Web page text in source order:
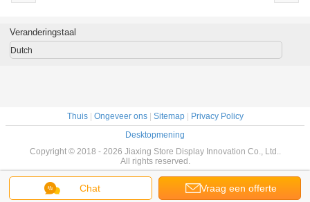
Chat Vraag een offerte
Veranderingstaal
Dutch
Thuis| Ongeveer ons| Sitemap|
Privacy Policy
Desktopmening
Copyright © 2018 - 2026 Jiaxing Store Display Innovation Co., Ltd..
All rights reserved.